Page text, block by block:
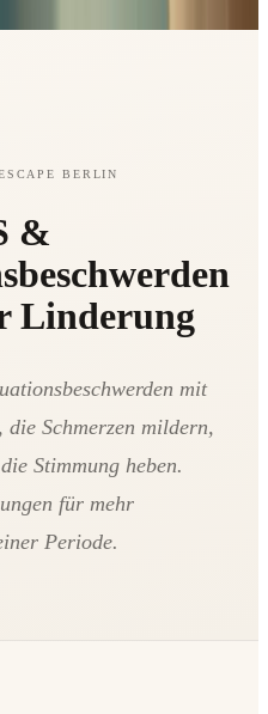
BERLIN
&
Linderung
mit
die Schmerzen mildern,
Stimmung heben.
für mehr
Periode.